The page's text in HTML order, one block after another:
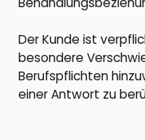
Der Kunde ist
besondere
Berufspflichten
einer Antwort zu